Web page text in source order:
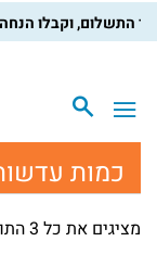
כמות
מציגים את כל ⁦3⁩ התוצאות